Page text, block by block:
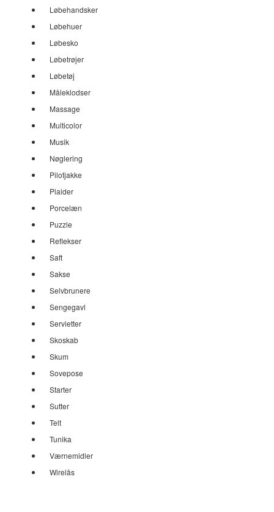
Løbehandsker
Løbehuer
Løbesko
Løbetrøjer
Løbetøj
Måleklodser
Massage
Multicolor
Musik
Nøglering
Pilotjakke
Plaider
Porcelæn
Puzzle
Reflekser
Saft
Sakse
Selvbrunere
Sengegavl
Servietter
Skoskab
Skum
Sovepose
Starter
Sutter
Telt
Tunika
Værnemidler
Wirelås